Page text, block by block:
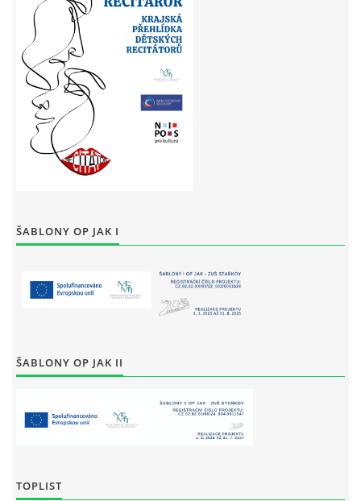
ŠABLONY OP JAK I
ŠABLONY OP JAK II
TOPLIST